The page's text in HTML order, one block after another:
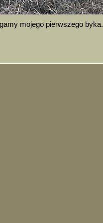
mojego pierwszego byka.